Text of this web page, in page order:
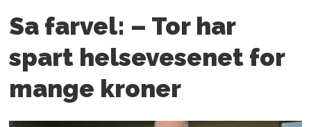
Sa farvel: – Tor har
spart helsevesenet for
mange kroner